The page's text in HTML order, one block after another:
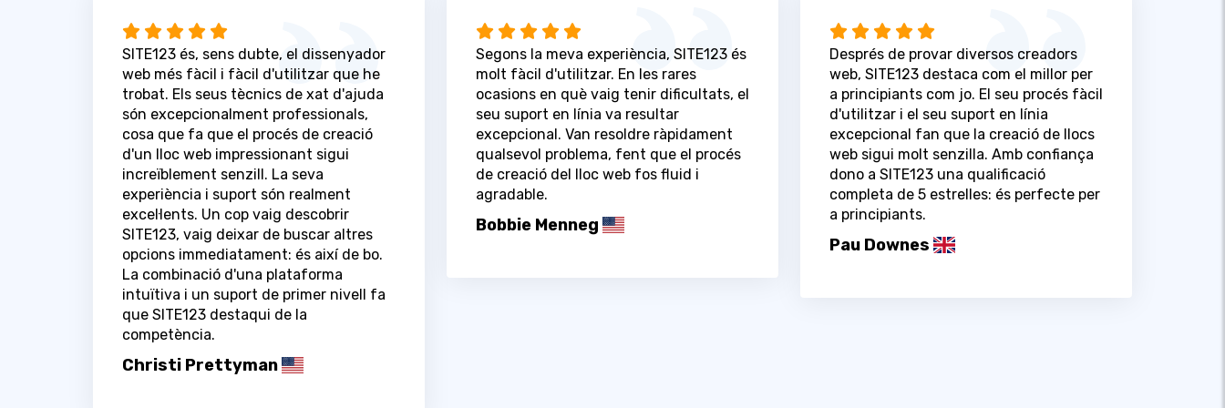
SITE123 és, sens dubte, el dissenyador
web més fàcil i fàcil d'utilitzar que he
trobat. Els seus tècnics de xat d'ajuda
són excepcionalment professionals,
cosa que fa que el procés de creació
d'un lloc web impressionant sigui
increïblement senzill. La seva
experiència i suport són realment
excel·lents. Un cop vaig descobrir
SITE123, vaig deixar de buscar altres
opcions immediatament: és així de bo.
La combinació d'una plataforma
intuïtiva i un suport de primer nivell fa
que SITE123 destaqui de la
competència.
Christi Prettyman
Segons la meva experiència, SITE123 és
molt fàcil d'utilitzar. En les rares
ocasions en què vaig tenir dificultats, el
seu suport en línia va resultar
excepcional. Van resoldre ràpidament
qualsevol problema, fent que el procés
de creació del lloc web fos fluid i
agradable.
Bobbie Menneg
Després de provar diversos creadors
web, SITE123 destaca com el millor per
a principiants com jo. El seu procés fàcil
d'utilitzar i el seu suport en línia
excepcional fan que la creació de llocs
web sigui molt senzilla. Amb confiança
dono a SITE123 una qualificació
completa de 5 estrelles: és perfecte per
a principiants.
Pau Downes